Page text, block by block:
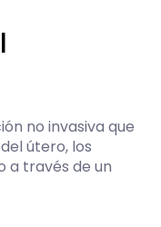
no invasiva que
útero, los
a través de un